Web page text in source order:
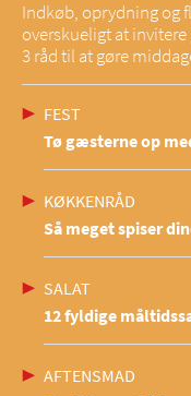
Indkøb, oprydning og
overskueligt at
3 råd til at gøre
FEST
Tø gæsterne op
KØKKENRÅD
Så meget spiser
SALAT
12 fyldige
AFTENSMAD